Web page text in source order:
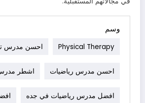
وسم
Physical Therapy احسن مدرس
احسن مدرس رياضيات اشطر
افضل مدرس رياضيات في جده